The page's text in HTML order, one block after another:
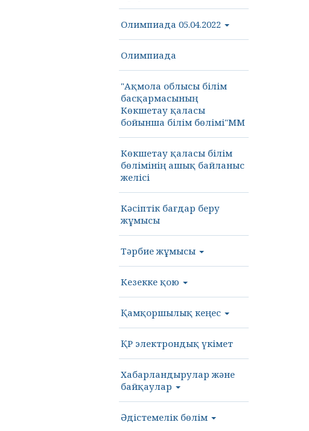
Олимпиада 05.04.2022
Олимпиада
"Ақмола облысы білім
басқармасының
Көкшетау қаласы
бойынша білім бөлімі"ММ
Көкшетау қаласы білім
бөлімінің ашық байланыс
желісі
Кәсіптік бағдар беру
жұмысы
Тәрбие жұмысы
Кезекке қою
Қамқоршылық кеңес
ҚР электрондық үкімет
Хабарландырулар және
байқаулар
Әдістемелік бөлім